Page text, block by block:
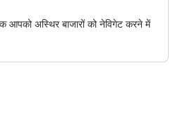
अस्थिर बाजारों को नेविगेट करने में